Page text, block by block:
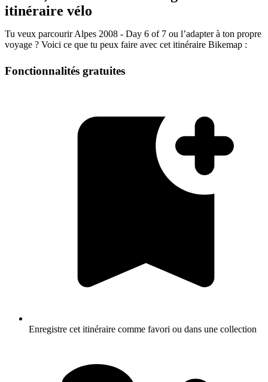
itinéraire vélo
Tu veux parcourir Alpes 2008 - Day 6 of 7 ou l’adapter à ton propre
voyage ? Voici ce que tu peux faire avec cet itinéraire Bikemap :
Fonctionnalités gratuites
Enregistre cet itinéraire comme favori ou dans une collection